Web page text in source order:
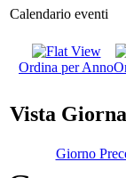
Calendario eventi
Ordina per Anno
Vista
Giorno